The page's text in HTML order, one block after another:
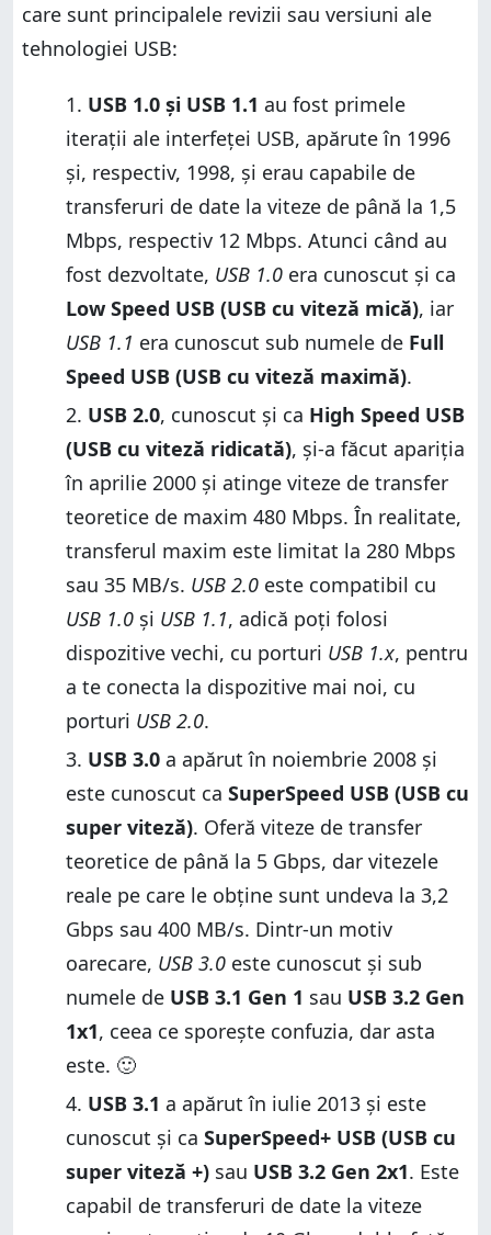
care sunt principalele revizii sau versiuni ale
tehnologiei USB:
USB 1.0 și USB 1.1 au fost primele
iterații ale interfeței USB, apărute în 1996
și, respectiv, 1998, și erau capabile de
transferuri de date la viteze de până la 1,5
Mbps, respectiv 12 Mbps. Atunci când au
fost dezvoltate, USB 1.0 era cunoscut și ca
Low Speed USB (USB cu viteză mică), iar
USB 1.1 era cunoscut sub numele de Full
Speed USB (USB cu viteză maximă).
USB 2.0, cunoscut și ca High Speed USB
(USB cu viteză ridicată), și-a făcut apariția
în aprilie 2000 și atinge viteze de transfer
teoretice de maxim 480 Mbps. În realitate,
transferul maxim este limitat la 280 Mbps
sau 35 MB/s. USB 2.0 este compatibil cu
USB 1.0 și USB 1.1, adică poți folosi
dispozitive vechi, cu porturi USB 1.x, pentru
a te conecta la dispozitive mai noi, cu
porturi USB 2.0.
USB 3.0 a apărut în noiembrie 2008 și
este cunoscut ca SuperSpeed USB (USB cu
super viteză). Oferă viteze de transfer
teoretice de până la 5 Gbps, dar vitezele
reale pe care le obține sunt undeva la 3,2
Gbps sau 400 MB/s. Dintr-un motiv
oarecare, USB 3.0 este cunoscut și sub
numele de USB 3.1 Gen 1 sau USB 3.2 Gen
1x1, ceea ce sporește confuzia, dar asta
este. 🙂
USB 3.1 a apărut în iulie 2013 și este
cunoscut și ca SuperSpeed+ USB (USB cu
super viteză +) sau USB 3.2 Gen 2x1. Este
capabil de transferuri de date la viteze